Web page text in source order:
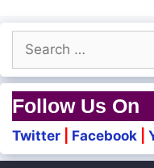
Pirakkum jenmangal
Pinaikkum bandhangal
Endrendum nee
Search
for:
Follow Us On
Twitter Facebook